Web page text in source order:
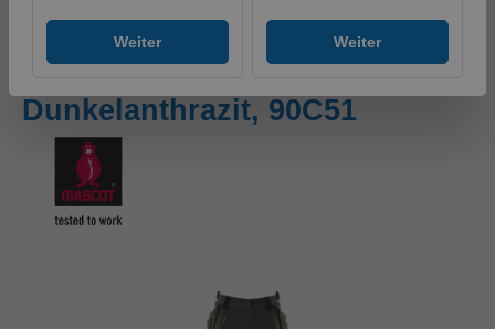
Weiter Weiter
Hose mit Hängetaschen
Dunkelanthrazit, 90C51